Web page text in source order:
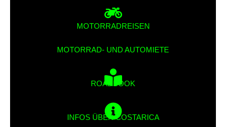
MOTORRADREISEN
MOTORRAD- UND AUTOMIETE
ROADBOOK
INFOS ÜBER COSTARICA